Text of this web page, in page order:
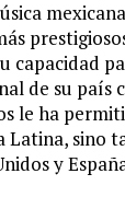
capacidad
de su país
le ha
Latina, sino
y